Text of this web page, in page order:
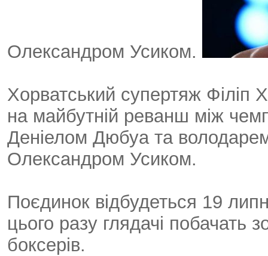
Олександром Усиком.
Хорватський супертяж Філіп
на майбутній реванш між
Деніелом Дюбуа та володарем
Олександром Усиком.
Поєдинок відбудеться 19
цього разу глядачі побачать
боксерів.